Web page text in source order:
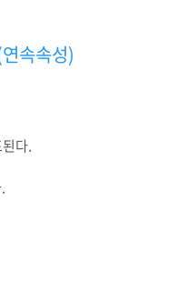
속속성)
다.